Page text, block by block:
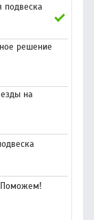
подвеска
решение
на
Поможем!